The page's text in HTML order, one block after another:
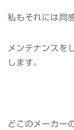
私もそれには同
メンテナンスを
します。
どこのメーカー